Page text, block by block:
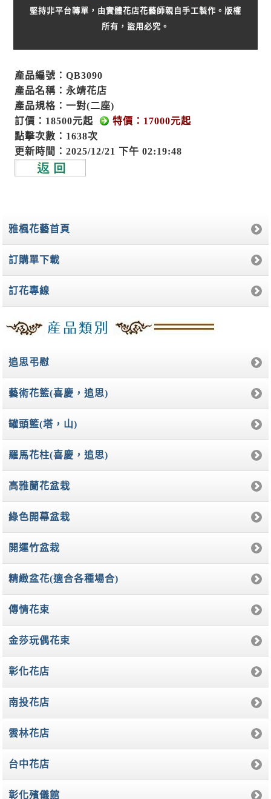
堅持非平台轉單，由實體花店花藝師親自手工製作。版權
所有，盜用必究。
產品編號：QB3090
產品名稱：永靖花店
產品規格：一對(二座)
訂價：18500元起
特價：17000元起
點擊次數：1638次
更新時間：2025/12/21 下午 02:19:48
雅楓花藝首頁
訂購單下載
訂花專線
追思弔慰
藝術花籃(喜慶，追思)
罐頭籃(塔，山)
羅馬花柱(喜慶，追思)
高雅蘭花盆栽
綠色開幕盆栽
開運竹盆栽
精緻盆花(適合各種場合)
傳情花束
金莎玩偶花束
彰化花店
南投花店
雲林花店
台中花店
彰化殯儀館